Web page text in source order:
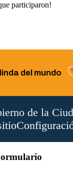
participaron!
del mundo
de la